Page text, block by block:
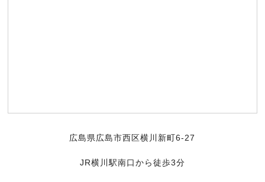
広島県広島市西区横川新町6-27
JR横川駅南口から徒歩3分